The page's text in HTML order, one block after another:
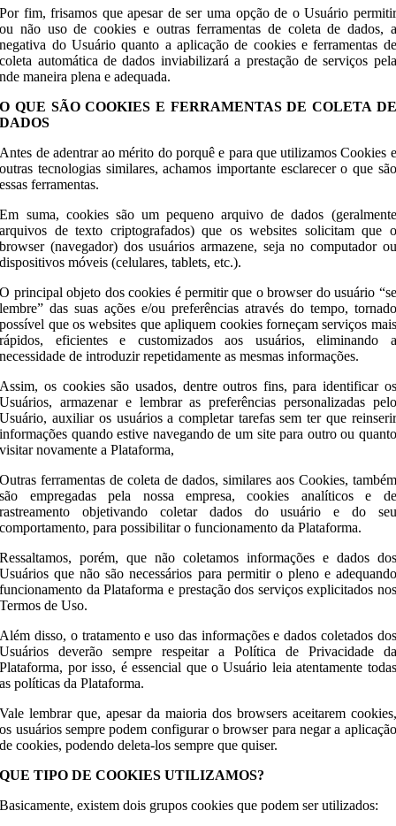
Por fim, frisamos que apesar de ser uma opção de o Usuário permitir
ou não uso de cookies e outras ferramentas de coleta de dados, a
negativa do Usuário quanto a aplicação de cookies e ferramentas de
coleta automática de dados inviabilizará a prestação de serviços pela
nde maneira plena e adequada.
O QUE SÃO COOKIES E FERRAMENTAS DE COLETA DE
DADOS
Antes de adentrar ao mérito do porquê e para que utilizamos Cookies e
outras tecnologias similares, achamos importante esclarecer o que são
essas ferramentas.
Em suma, cookies são um pequeno arquivo de dados (geralmente
arquivos de texto criptografados) que os websites solicitam que o
browser (navegador) dos usuários armazene, seja no computador ou
dispositivos móveis (celulares, tablets, etc.).
O principal objeto dos cookies é permitir que o browser do usuário “se
lembre” das suas ações e/ou preferências através do tempo, tornado
possível que os websites que apliquem cookies forneçam serviços mais
rápidos, eficientes e customizados aos usuários, eliminando a
necessidade de introduzir repetidamente as mesmas informações.
Assim, os cookies são usados, dentre outros fins, para identificar os
Usuários, armazenar e lembrar as preferências personalizadas pelo
Usuário, auxiliar os usuários a completar tarefas sem ter que reinserir
informações quando estive navegando de um site para outro ou quanto
visitar novamente a Plataforma,
Outras ferramentas de coleta de dados, similares aos Cookies, também
são empregadas pela nossa empresa, cookies analíticos e de
rastreamento objetivando coletar dados do usuário e do seu
comportamento, para possibilitar o funcionamento da Plataforma.
Ressaltamos, porém, que não coletamos informações e dados dos
Usuários que não são necessários para permitir o pleno e adequando
funcionamento da Plataforma e prestação dos serviços explicitados nos
Termos de Uso.
Além disso, o tratamento e uso das informações e dados coletados dos
Usuários deverão sempre respeitar a Política de Privacidade da
Plataforma, por isso, é essencial que o Usuário leia atentamente todas
as políticas da Plataforma.
Vale lembrar que, apesar da maioria dos browsers aceitarem cookies,
os usuários sempre podem configurar o browser para negar a aplicação
de cookies, podendo deleta-los sempre que quiser.
QUE TIPO DE COOKIES UTILIZAMOS?
Basicamente, existem dois grupos cookies que podem ser utilizados: